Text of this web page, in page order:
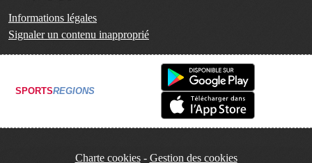
Informations légales
Signaler un contenu inapproprié
SPORTSREGIONS
Charte cookies Gestion des cookies